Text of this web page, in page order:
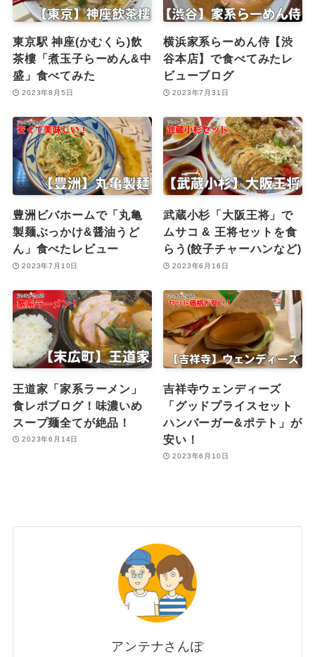
東京駅 神座(かむくら)飲
茶樓「煮玉子らーめん&中
盛」食べてみた
2023年8月5日
横浜家系らーめん侍【渋
谷本店】で食べてみたレ
ビューブログ
2023年7月31日
豊洲ビバホームで「丸亀
製麺ぶっかけ&醤油うど
ん」食べたレビュー
2023年7月10日
武蔵小杉「大阪王将」で
ムサコ & 王将セットを食
らう(餃子チャーハンなど)
2023年6月16日
王道家「家系ラーメン」
食レポブログ！味濃いめ
スープ麺全てが絶品！
2023年6月14日
吉祥寺ウェンディーズ
「グッドプライスセット
ハンバーガー&ポテト」が
安い！
2023年6月10日
アンテナさんぽ